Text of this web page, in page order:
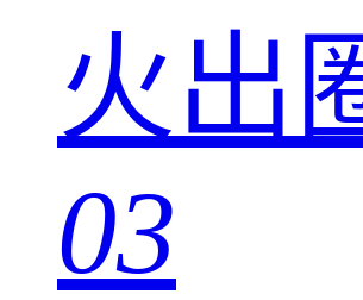
火出
03